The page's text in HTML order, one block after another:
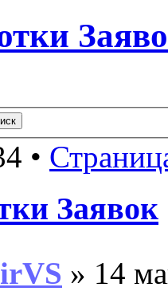
•
Заявок
» 14